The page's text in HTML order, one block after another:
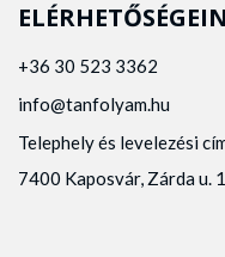
+36 30 523 3362
info@tanfolyam.hu
Telephely és levelezési
7400 Kaposvár, Zárda u.